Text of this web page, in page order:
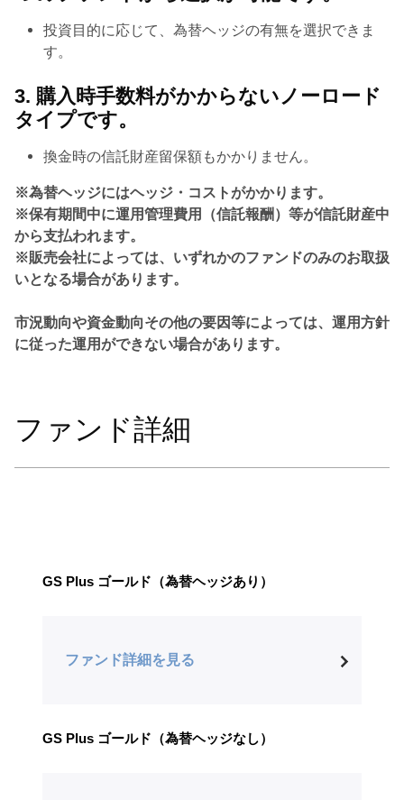
投資目的に応じて、為替ヘッジの有無を選択できま
す。
3. 購入時手数料がかからないノーロード
タイプです。
換金時の信託財産留保額もかかりません。
※為替ヘッジにはヘッジ・コストがかかります。
※保有期間中に運用管理費用（信託報酬）等が信託財産中
から支払われます。
※販売会社によっては、いずれかのファンドのみのお取扱
いとなる場合があります。
市況動向や資金動向その他の要因等によっては、運用方針
に従った運用ができない場合があります。
ファンド詳細
GS Plus ゴールド（為替ヘッジあり）
ファンド詳細を見る
GS Plus ゴールド（為替ヘッジなし）